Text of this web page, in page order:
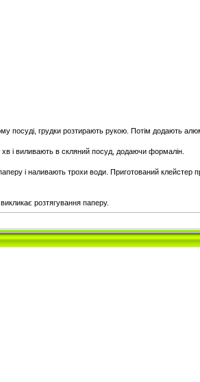
посуді, грудки розтирають рукою. Потім додають
і виливають в скляний посуд, додаючи формалін.
і наливають трохи води. Приготований клейстер
розтягування паперу.